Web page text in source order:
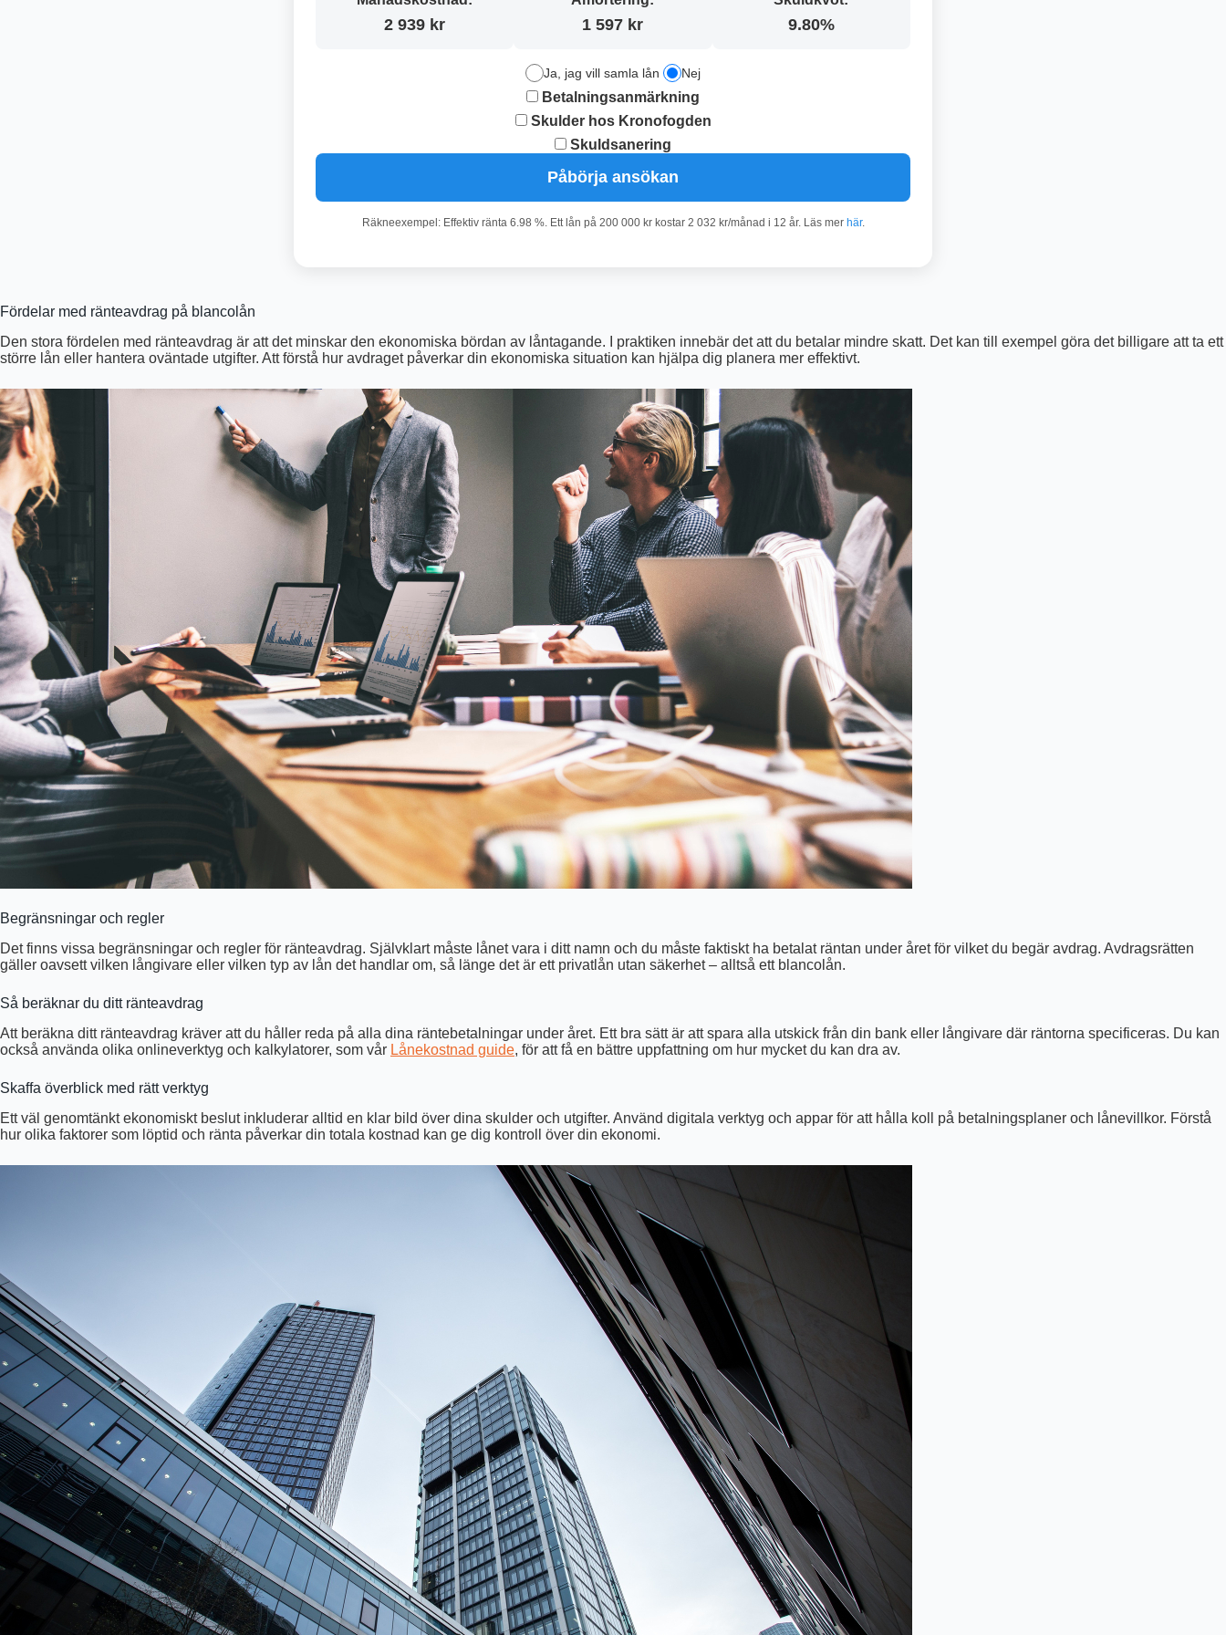
2 939 kr 1 597 kr 9.80%
Ja, jag vill samla lån Nej
Betalningsanmärkning
Skulder hos Kronofogden
Skuldsanering
Påbörja ansökan
Räkneexempel: Effektiv ränta 6.98 %. Ett lån på 200 000 kr kostar 2 032 kr/månad i 12 år. Läs mer här.
Fördelar med ränteavdrag på blancolån
Den stora fördelen med ränteavdrag är att det minskar den ekonomiska bördan av låntagande. I praktiken innebär det att du betalar mindre skatt. Det kan till exempel göra det billigare att ta ett
större lån eller hantera oväntade utgifter. Att förstå hur avdraget påverkar din ekonomiska situation kan hjälpa dig planera mer effektivt.
Begränsningar och regler
Det finns vissa begränsningar och regler för ränteavdrag. Självklart måste lånet vara i ditt namn och du måste faktiskt ha betalat räntan under året för vilket du begär avdrag. Avdragsrätten
gäller oavsett vilken långivare eller vilken typ av lån det handlar om, så länge det är ett privatlån utan säkerhet – alltså ett blancolån.
Så beräknar du ditt ränteavdrag
Att beräkna ditt ränteavdrag kräver att du håller reda på alla dina räntebetalningar under året. Ett bra sätt är att spara alla utskick från din bank eller långivare där räntorna specificeras. Du kan
också använda olika onlineverktyg och kalkylatorer, som vår Lånekostnad guide, för att få en bättre uppfattning om hur mycket du kan dra av.
Skaffa överblick med rätt verktyg
Ett väl genomtänkt ekonomiskt beslut inkluderar alltid en klar bild över dina skulder och utgifter. Använd digitala verktyg och appar för att hålla koll på betalningsplaner och lånevillkor. Förstå
hur olika faktorer som löptid och ränta påverkar din totala kostnad kan ge dig kontroll över din ekonomi.